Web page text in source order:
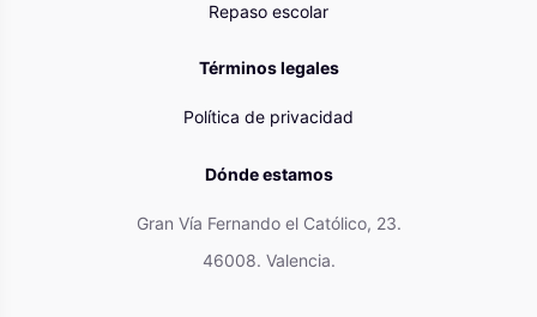
Repaso escolar
Términos legales
Política de privacidad
Dónde estamos
Gran Vía Fernando el Católico, 23.
46008. Valencia.